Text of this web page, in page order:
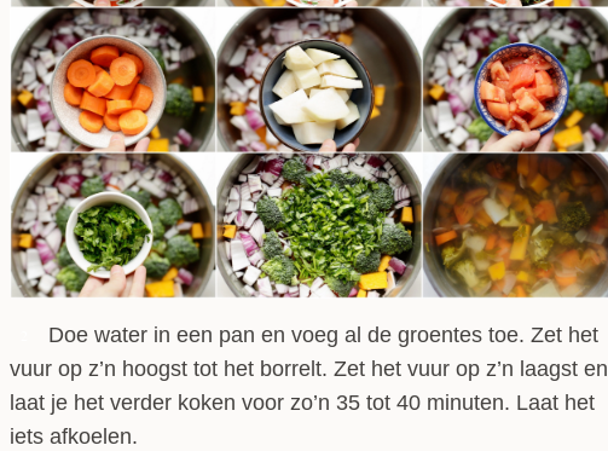
Doe water in een pan en voeg al de groentes toe. Zet het
vuur op z’n hoogst tot het borrelt. Zet het vuur op z’n laagst en
laat je het verder koken voor zo’n 35 tot 40 minuten. Laat het
iets afkoelen.